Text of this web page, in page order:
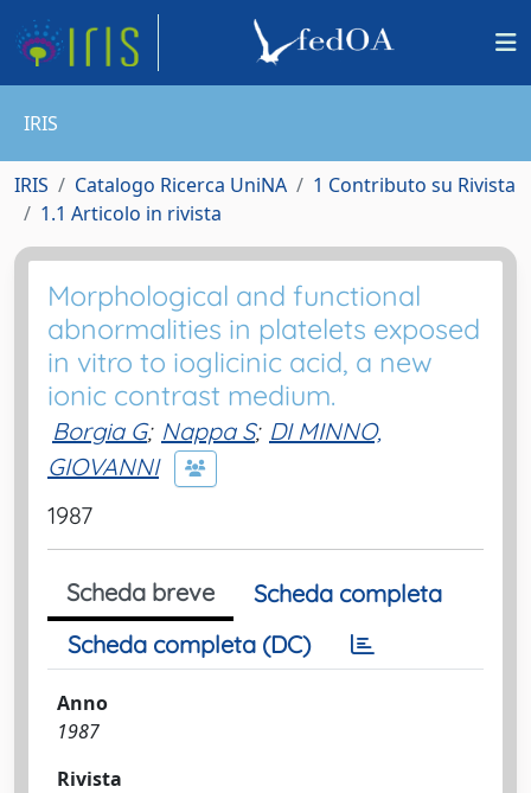
IRIS
IRIS Catalogo Ricerca UniNA
1 Contributo su Rivista
1.1 Articolo in rivista
Morphological and functional
abnormalities in platelets exposed
in vitro to ioglicinic acid, a new
ionic contrast medium.
Borgia G; Nappa S; DI MINNO,
GIOVANNI
1987
Scheda breve
Scheda completa
Scheda completa (DC)
Anno
1987
Rivista